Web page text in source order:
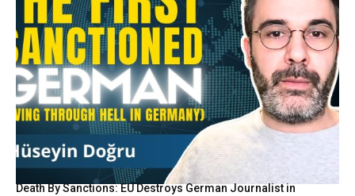
Death By Sanctions: EU Destroys German Journalist in